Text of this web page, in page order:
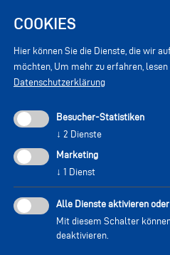
Sicherheitscode neu generieren
Ich akzeptiere diePrivacy-
COOKIES
Hier können Sie die Dienste, die wir
möchten, Um mehr zu erfahren,
Datenschutzerklärung
Besucher-Statistiken
↓ 2 Dienste
Marketing
↓ 1 Dienst
Alle Dienste aktivieren
Mit diesem Schalter
deaktivieren.